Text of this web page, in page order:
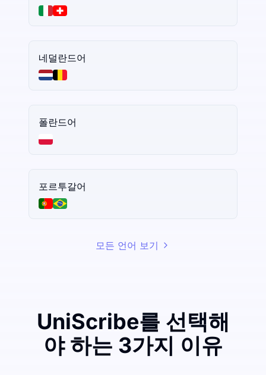
네덜란드어
폴란드어
포르투갈어
모든 언어 보기
UniScribe를 선택해
야 하는 3가지 이유